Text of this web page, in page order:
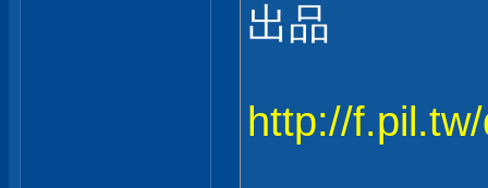
出品
http://